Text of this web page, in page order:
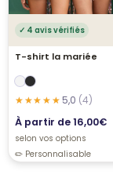
✓ 4 avis vérifiés
T-shirt la mariée
5,0 (4)
À partir de16,00€
selon vos options